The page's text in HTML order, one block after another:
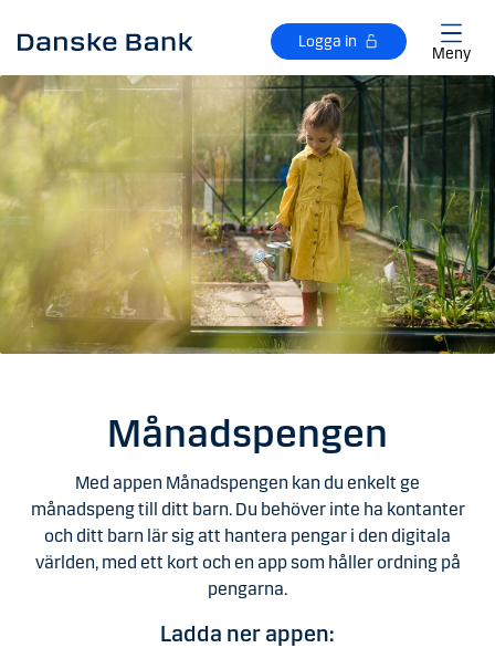
Logga in
Meny
Månadspengen
Med appen Månadspengen kan du enkelt ge
månadspeng till ditt barn. Du behöver inte ha kontanter
och ditt barn lär sig att hantera pengar i den digitala
världen, med ett kort och en app som håller ordning på
pengarna.
Ladda ner appen: